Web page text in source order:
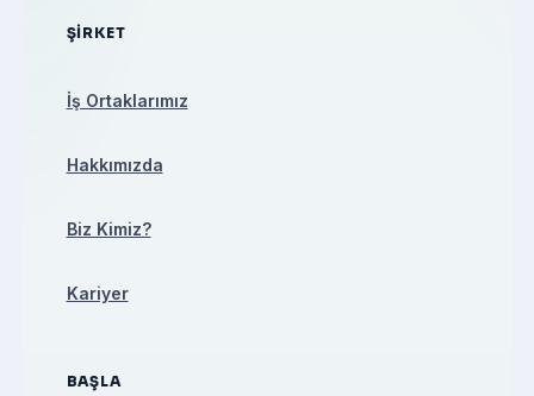
ŞIRKET
İş Ortaklarımız
Hakkımızda
Biz Kimiz?
Kariyer
BAŞLA